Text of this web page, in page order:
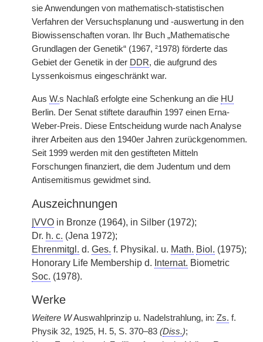
sie Anwendungen von mathematisch-statistischen
Verfahren der Versuchsplanung und -auswertung in den
Biowissenschaften voran. Ihr Buch „Mathematische
Grundlagen der Genetik“ (1967, ²1978) förderte das
Gebiet der Genetik in der DDR, die aufgrund des
Lyssenkoismus eingeschränkt war.
Aus W.s Nachlaß erfolgte eine Schenkung an die HU
Berlin. Der Senat stiftete daraufhin 1997 einen Erna-
Weber-Preis. Diese Entscheidung wurde nach Analyse
ihrer Arbeiten aus den 1940er Jahren zurückgenommen.
Seit 1999 werden mit den gestifteten Mitteln
Forschungen finanziert, die dem Judentum und dem
Antisemitismus gewidmet sind.
Auszeichnungen
VVO in Bronze (1964), in Silber (1972);
Dr. h. c. (Jena 1972);
Ehrenmitgl. d. Ges. f. Physikal. u. Math. Biol. (1975);
Honorary Life Membership d. Internat. Biometric
Soc. (1978).
Werke
Weitere WAuswahlprinzip u. Nadelstrahlung, in: Zs. f.
Physik 32, 1925, H. 5, S. 370–83 (Diss.);